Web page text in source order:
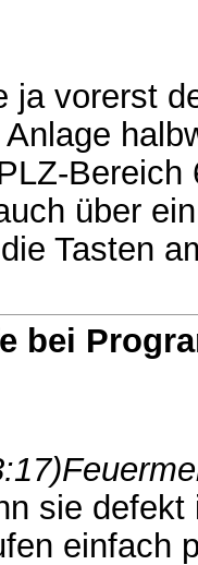
ja vorerst
über
Tasten
bei
sie
einfach